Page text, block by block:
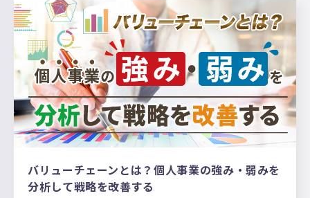
バリューチェーンとは？個人事業の強み・弱みを
分析して戦略を改善する